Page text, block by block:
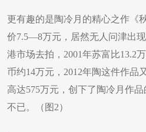
更有趣的是陶冷月的精心之作《
价7.5—8万元，居然无人问津出
港市场去拍，2001年苏富比13.2
币约14万元，2012年陶这件作品
高达575万元，创下了陶冷月作
不已。（图2）